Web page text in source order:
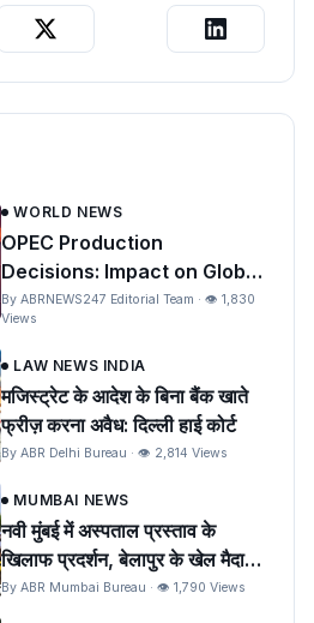
WORLD NEWS
OPEC Production
Decisions: Impact on Global
Oil Prices and India
By ABRNEWS247 Editorial Team · 👁 1,830
Views
LAW NEWS INDIA
मजिस्ट्रेट के आदेश के बिना बैंक खाते
फ्रीज़ करना अवैध: दिल्ली हाई कोर्ट
By ABR Delhi Bureau · 👁 2,814 Views
MUMBAI NEWS
नवी मुंबई में अस्पताल प्रस्ताव के
खिलाफ प्रदर्शन, बेलापुर के खेल मैदान
को बचाने की मांग
By ABR Mumbai Bureau · 👁 1,790 Views